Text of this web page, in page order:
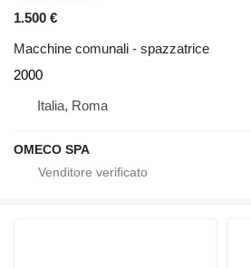
1.500 €
Macchine comunali - spazzatrice
2000
Italia, Roma
OMECO SPA